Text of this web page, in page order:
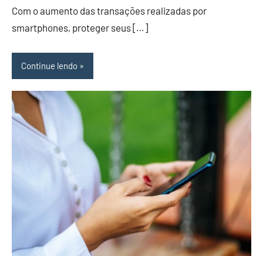
Com o aumento das transações realizadas por
smartphones, proteger seus […]
Continue lendo